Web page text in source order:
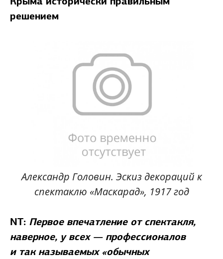
решением
Александр Головин. Эскиз декораций к
спектаклю «Маскарад», 1917 год
NT: Первое впечатление от спектакля,
наверное, у всех — профессионалов
и так называемых «обычных